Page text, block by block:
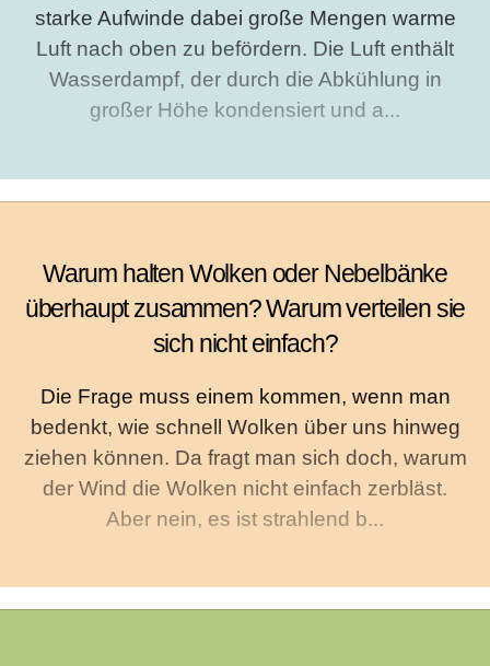
starke Aufwinde dabei große Mengen warme
Luft nach oben zu befördern. Die Luft enthält
Wasserdampf, der durch die Abkühlung in
großer Höhe kondensiert und a...
Warum halten Wolken oder Nebelbänke
überhaupt zusammen? Warum verteilen sie
sich nicht einfach?
Die Frage muss einem kommen, wenn man
bedenkt, wie schnell Wolken über uns hinweg
ziehen können. Da fragt man sich doch, warum
der Wind die Wolken nicht einfach zerbläst.
Aber nein, es ist strahlend b...